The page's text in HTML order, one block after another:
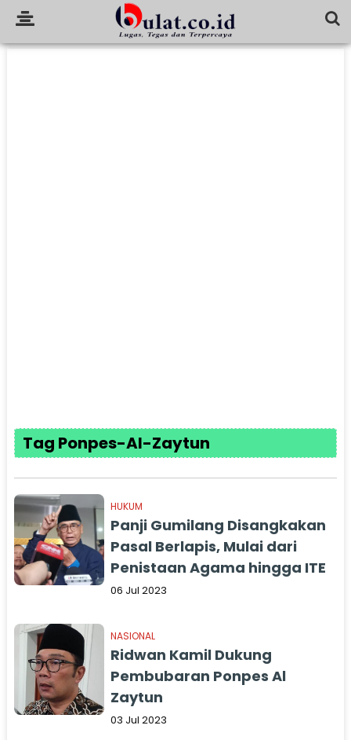
Tag Ponpes-Al-Zaytun
HUKUM
Panji Gumilang Disangkakan
Pasal Berlapis, Mulai dari
Penistaan Agama hingga ITE
06 Jul 2023
NASIONAL
Ridwan Kamil Dukung
Pembubaran Ponpes Al
Zaytun
03 Jul 2023